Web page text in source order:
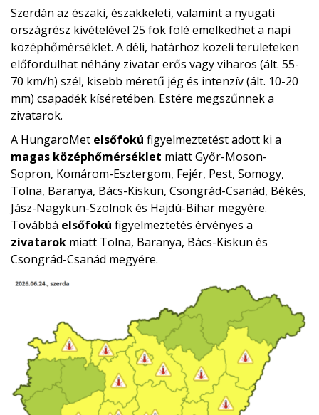
Szerdán az északi, északkeleti, valamint a nyugati
országrész kivételével 25 fok fölé emelkedhet a napi
középhőmérséklet. A déli, határhoz közeli területeken
előfordulhat néhány zivatar erős vagy viharos (ált. 55-
70 km/h) szél, kisebb méretű jég és intenzív (ált. 10-20
mm) csapadék kíséretében. Estére megszűnnek a
zivatarok.
A HungaroMet elsőfokú figyelmeztetést adott ki a
magas középhőmérséklet miatt Győr-Moson-
Sopron, Komárom-Esztergom, Fejér, Pest, Somogy,
Tolna, Baranya, Bács-Kiskun, Csongrád-Csanád, Békés,
Jász-Nagykun-Szolnok és Hajdú-Bihar megyére.
Továbbá elsőfokú figyelmeztetés érvényes a
zivatarok miatt Tolna, Baranya, Bács-Kiskun és
Csongrád-Csanád megyére.